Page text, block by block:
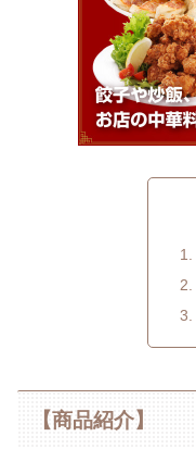
【商品紹介】